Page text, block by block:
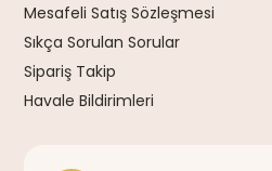
Mesafeli Satış Sözleşmesi
Sıkça Sorulan Sorular
Sipariş Takip
Havale Bildirimleri